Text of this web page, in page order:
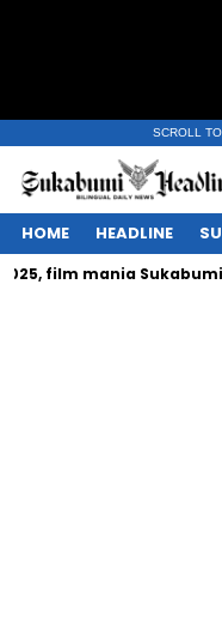
SCROLL
HOME HEADLINE
mania Sukabumi